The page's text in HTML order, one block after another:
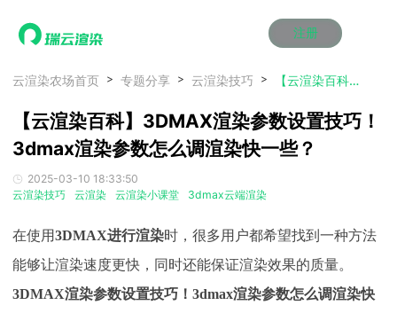
注册
首页
产品服务
云制作
云渲染管理系统
瑞兔百宝箱
AI视频插帧
云制作
云渲染管理系统
瑞兔百宝箱
AI视频插帧
云制作
云渲染管理系统
瑞兔百宝箱
AI视频插帧
云制作
云渲染管理系统
瑞兔百宝箱
AI视频插帧
云制作
云渲染管理系统
瑞兔百宝箱
AI视频插帧
云制作
云渲染管理系统
瑞兔百宝箱
AI视频插帧
Maya云渲染方案
3ds Max云渲染方案
Cinema 4D云渲染方案
Maya AI渲染方案
Maya云渲染方案
3ds Max云渲染方案
Cinema 4D云渲染方案
Maya AI渲染方案
Maya云渲染方案
3ds Max云渲染方案
Cinema 4D云渲染方案
Maya AI渲染方案
Maya云渲染方案
3ds Max云渲染方案
Cinema 4D云渲染方案
Maya AI渲染方案
Maya云渲染方案
3ds Max云渲染方案
Cinema 4D云渲染方案
Maya AI渲染方案
Maya云渲染方案
3ds Max云渲染方案
Cinema 4D云渲染方案
Maya AI渲染方案
动画价格
效果图价格
云制作价格
动画价格
效果图价格
云制作价格
动画价格
效果图价格
云制作价格
动画价格
效果图价格
云制作价格
动画价格
效果图价格
云制作价格
动画价格
效果图价格
云制作价格
资讯&赛事
新闻资讯
渲染百科
新闻资讯
渲染百科
新闻资讯
渲染百科
新闻资讯
渲染百科
新闻资讯
渲染百科
新闻资讯
渲染百科
云渲染农场首页 专题分享 云渲染技巧 【云渲染百科】3DMAX渲染参数设置技巧！3dmax渲染参数怎么调渲染快一些？
【云渲染百科】3DMAX渲染参数设置技巧！
3dmax渲染参数怎么调渲染快一些？
2025-03-10 18:33:50
云渲染技巧
云渲染 云渲染小课堂 3dmax云端渲染
在使用3DMAX进行渲染时，很多用户都希望找到一种方法
能够让渲染速度更快，同时还能保证渲染效果的质量。
3DMAX渲染参数设置技巧！3dmax渲染参数怎么调渲染快